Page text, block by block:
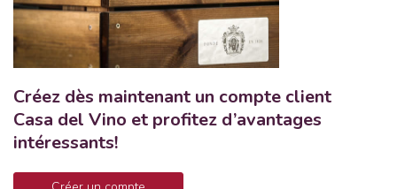
Créez dès maintenant un compte client
Casa del Vino et profitez d’avantages
intéressants!